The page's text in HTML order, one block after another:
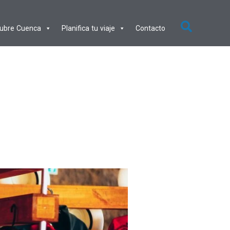
Cuenca Planifica tu viaje Contacto